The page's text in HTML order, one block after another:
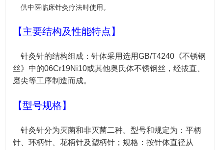
供中医临床针灸疗法时使用。
【主要结构及性能特点】
针灸针的结构组成：针体采用选用GB/T4240《不锈钢
丝》中的06Cr19Ni10或其他奥氏体不锈钢丝，经拔直、
磨尖等工序制造而成。
【型号规格】
针灸针分为灭菌和非灭菌二种。型号和规定为：平柄
针、环柄针、花柄针及塑柄针；规格：按针体直径从